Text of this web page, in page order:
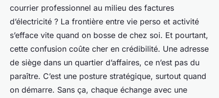
courrier professionnel au milieu des factures
d’électricité ? La frontière entre vie perso et activité
s’efface vite quand on bosse de chez soi. Et pourtant,
cette confusion coûte cher en crédibilité. Une adresse
de siège dans un quartier d’affaires, ce n’est pas du
paraître. C’est une posture stratégique, surtout quand
on démarre. Sans ça, chaque échange avec une